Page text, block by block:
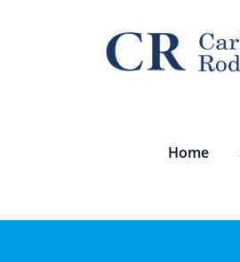
Home